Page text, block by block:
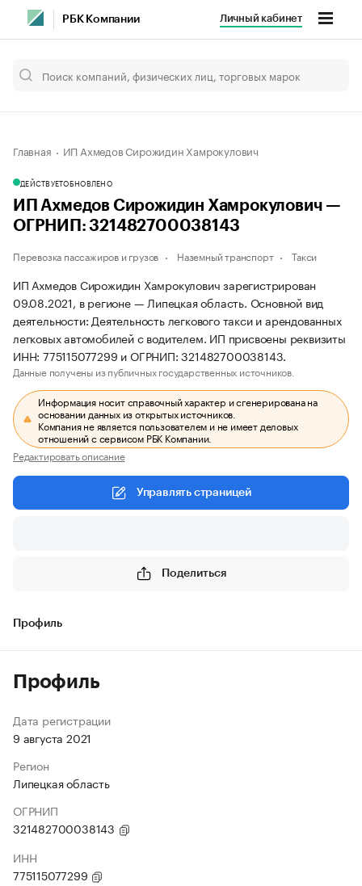
РБК Компании Личный кабинет
Главная ИП Ахмедов Сирожидин Хамрокулович
ДЕЙСТВУЕТОБНОВЛЕНО
ИП Ахмедов Сирожидин Хамрокулович —
ОГРНИП: 321482700038143
Перевозка пассажиров и грузов Наземный транспорт Такси
ИП Ахмедов Сирожидин Хамрокулович зарегистрирован
09.08.2021, в регионе — Липецкая область. Основной вид
деятельности: Деятельность легкового такси и арендованных
легковых автомобилей с водителем. ИП присвоены реквизиты
ИНН: 775115077299 и ОГРНИП: 321482700038143.
Данные получены из публичных государственных источников.
Информация носит справочный характер и сгенерирована на
основании данных из открытых источников.
Компания не является пользователем и не имеет деловых
отношений с сервисом РБК Компании.
Редактировать описание
Управлять страницей
Поделиться
Профиль
Профиль
Дата регистрации
9 августа 2021
Регион
Липецкая область
ОГРНИП
321482700038143
ИНН
775115077299